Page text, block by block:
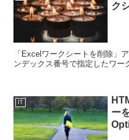
ク
「Excelワークシートを削除」
ンデックス番号で指定したワー
IT
ー